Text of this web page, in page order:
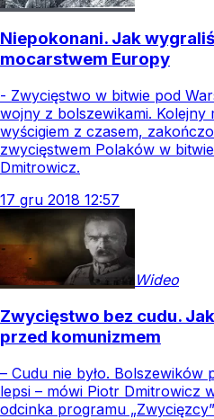
Niepokonani. Jak
mocarstwem Europy
- Zwycięstwo w bitwie pod
wojny z bolszewikami. Kolejny
wyścigiem z czasem,
zwycięstwem Polaków w
Dmitrowicz.
17 gru 2018 12:57
Wideo
Zwycięstwo bez cudu.
przed komunizmem
– Cudu nie było. Bolszewików
lepsi – mówi Piotr Dmitrowicz
odcinka programu